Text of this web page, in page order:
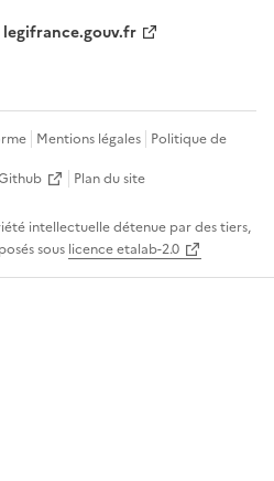
legifrance.gouv.fr
Mentions légales Politique de
Plan du site
intellectuelle détenue par des tiers,
sous licence etalab-2.0